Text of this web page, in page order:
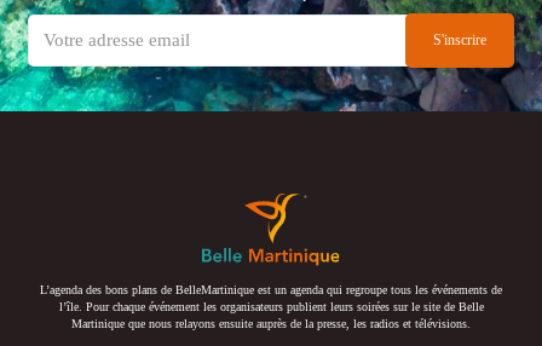
L’agenda des bons plans de BelleMartinique est un agenda qui regroupe tous les événements de
l’île. Pour chaque événement les organisateurs publient leurs soirées sur le site de Belle
Martinique que nous relayons ensuite auprès de la presse, les radios et télévisions.